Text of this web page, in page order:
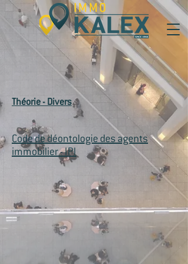
Théorie - Divers
Code de déontologie des agents
immobilier - IPI